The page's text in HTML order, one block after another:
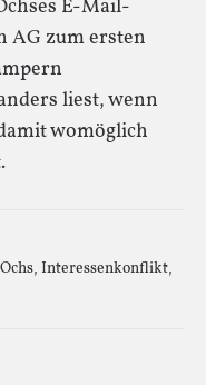
E-Mail-
AG zum ersten
liest, wenn
womöglich
, Interessenkonflikt,